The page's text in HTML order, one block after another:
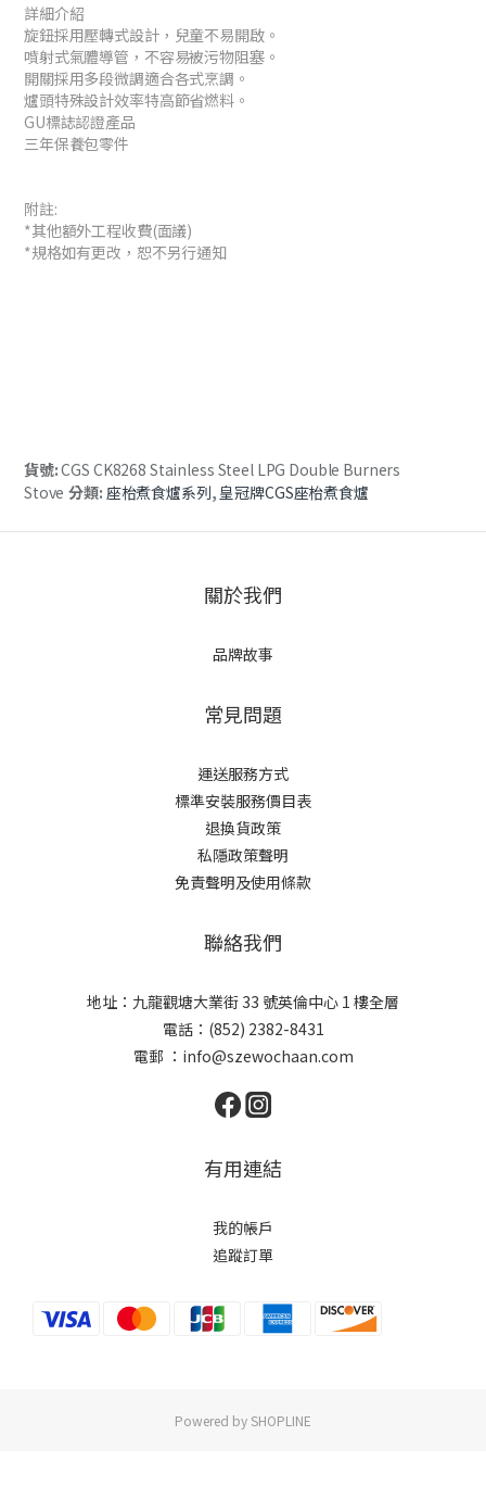
詳細介紹
旋鈕採用壓轉式設計，兒童不易開啟。
噴射式氣體導管，不容易被污物阻塞。
開關採用多段微調適合各式烹調。
爐頭特殊設計效率特高節省燃料。
GU標誌認證產品
三年保養包零件
附註:
*其他額外工程收費(面議)
*規格如有更改，恕不另行通知
貨號:CGS CK8268 Stainless Steel LPG Double Burners
Stove 分類: 座枱煮食爐系列, 皇冠牌CGS座枱煮食爐
關於我們
品牌故事
常見問題
運送服務方式
標準安裝服務價目表
退換貨政策
私隱政策聲明
免責聲明及使用條款
聯絡我們
地址：九龍觀塘大業街 33 號英倫中心 1 樓全層
電話：(852) 2382-8431
電郵 ： info@szewochaan.com
有用連結
我的帳戶
追蹤訂單
Powered by SHOPLINE